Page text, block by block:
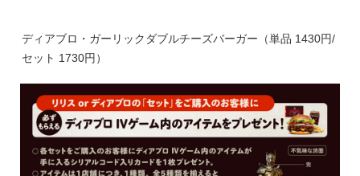
ディアブロ・ガーリックダブルチーズバーガー（単品 1430円/
セット 1730円）